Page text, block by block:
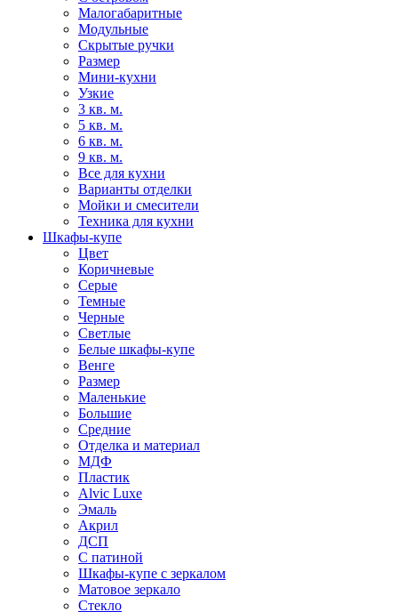
Малогабаритные
Модульные
Скрытые ручки
Размер
Мини-кухни
Узкие
3 кв. м.
5 кв. м.
6 кв. м.
9 кв. м.
Все для кухни
Варианты отделки
Мойки и смесители
Техника для кухни
Шкафы-купе
Цвет
Коричневые
Серые
Темные
Черные
Светлые
Белые шкафы-купе
Венге
Размер
Маленькие
Большие
Средние
Отделка и материал
МДФ
Пластик
Alvic Luxe
Эмаль
Акрил
ДСП
С патиной
Шкафы-купе с зеркалом
Матовое зеркало
Стекло